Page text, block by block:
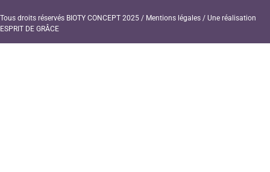
Tous droits réservés BIOTY CONCEPT 2025 / Mentions légales / Une réalisation
ESPRIT DE GRÂCE